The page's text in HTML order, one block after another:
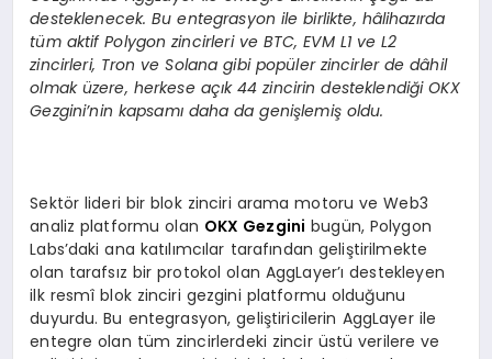
desteklenecek. Bu entegrasyon ile birlikte, hâlihazırda
tüm aktif Polygon zincirleri ve BTC, EVM L1 ve L2
zincirleri, Tron ve Solana gibi popüler zincirler de dâhil
olmak üzere, herkese açık 44 zincirin desteklendiği OKX
Gezgini’nin kapsamı daha da genişlemiş oldu.
Sektör lideri bir blok zinciri arama motoru ve Web3
analiz platformu olan OKX Gezgini bugün, Polygon
Labs’daki ana katılımcılar tarafından geliştirilmekte
olan tarafsız bir protokol olan AggLayer’ı destekleyen
ilk resmî blok zinciri gezgini platformu olduğunu
duyurdu. Bu entegrasyon, geliştiricilerin AggLayer ile
entegre olan tüm zincirlerdeki zincir üstü verilere ve